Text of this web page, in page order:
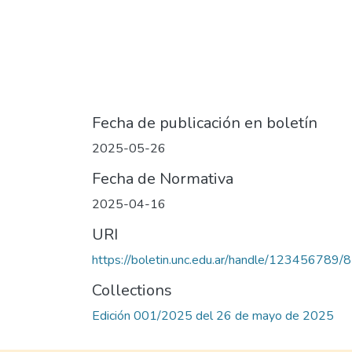
Fecha de publicación en boletín
2025-05-26
Fecha de Normativa
2025-04-16
URI
https://boletin.unc.edu.ar/handle/123456789/
Collections
Edición 001/2025 del 26 de mayo de 2025